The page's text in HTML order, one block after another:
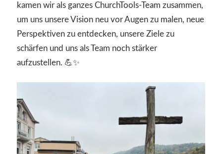
kamen wir als ganzes ChurchTools-Team zusammen,
um uns unsere Vision neu vor Augen zu malen, neue
Perspektiven zu entdecken, unsere Ziele zu
schärfen und uns als Team noch stärker
aufzustellen. 💪✨